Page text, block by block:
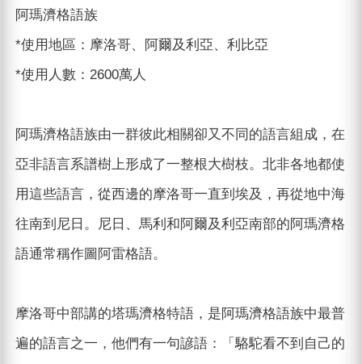
阿瑪濟格語族
*使用地區：摩洛哥、阿爾及利亞、利比亞
*使用人數：2600萬人
阿瑪濟格語族由一群彼此相關卻又不同的語言組成，在
亞非語言系譜樹上形成了一整根大樹枝。北非各地都使
用這些語言，從西邊的摩洛哥一直到埃及，再從地中海
往南到尼日。尼日、馬利和阿爾及利亞南部的阿瑪濟格
語通常稱作圖阿雷格語。
摩洛哥中部講的塔瑪濟格特語，是阿瑪濟格語族中最普
遍的語言之一，他們有一句諺語：「駱駝看不到自己的